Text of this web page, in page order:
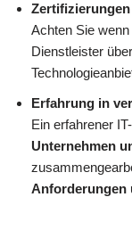
Achten Sie
Dienstleister über
Erfahrung in
Ein erfahrener
Unternehmen
Anforderungen